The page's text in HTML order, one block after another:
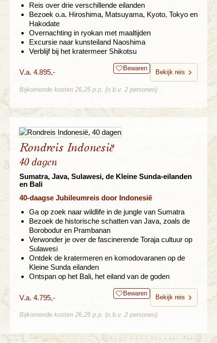
Reis over drie verschillende eilanden
Bezoek o.a. Hiroshima, Matsuyama, Kyoto, Tokyo en
Hakodate
Overnachting in ryokan met maaltijden
Excursie naar kunsteiland Naoshima
Verblijf bij het kratermeer Shikotsu
V.a. 4.895,- Bewaren
Bekijk reis
Bijkomende kosten 26,25 p.p. (o.b.v. 2 personen)
Rondreis Indonesië
40 dagen
Sumatra, Java, Sulawesi, de Kleine Sunda-eilanden
en Bali
40-daagse Jubileumreis door Indonesië
Ga op zoek naar wildlife in de jungle van Sumatra
Bezoek de historische schatten van Java, zoals de
Borobodur en Prambanan
Verwonder je over de fascinerende Toraja cultuur op
Sulawesi
Ontdek de kratermeren en komodovaranen op de
Kleine Sunda eilanden
Ontspan op het Bali, het eiland van de goden
V.a. 4.795,- Bewaren
Bekijk reis
Bijkomende kosten 26,25 p.p. (o.b.v. 2 personen)